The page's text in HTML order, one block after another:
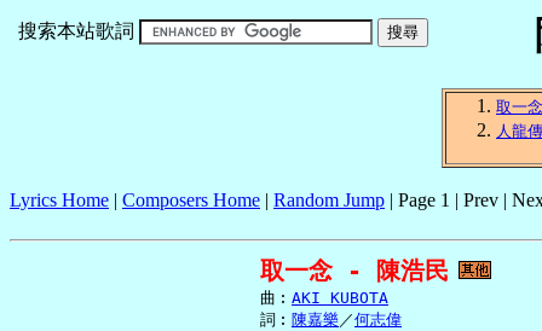
搜索本站歌詞
取一念
人龍
Lyrics Home | Composers Home | Random Jump | Page 1 | Prev |
取一念 - 陳浩民
     曲︰
AKI KUBOTA
     詞︰
陳嘉樂／何志偉